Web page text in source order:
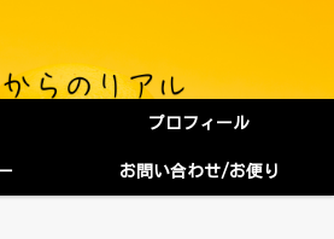
プロフィール
お問い合わせ/お便り